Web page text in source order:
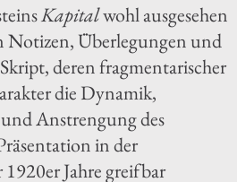
Kapitalwohl ausgesehen
Notizen, Überlegungen und
deren fragmentarischer
die Dynamik,
Anstrengung des
in der
Jahre greifbar